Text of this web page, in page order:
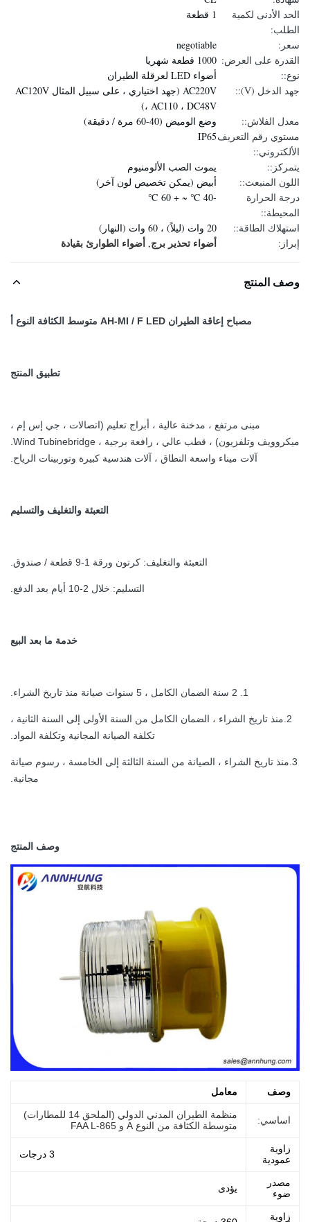
الحد الأدنى لكمية
الطلب:
1 قطعة
سعر:
negotiable
القدرة على العرض: 1000 قطعة شهريا
نوع::
أضواء LED لعرقلة الطيران
جهد الدخل (V)::
AC220V (جهد اختياري ، على سبيل المثال AC120V
، AC110 ، DC48V)
معدل الفلاش::
وضع الوميض (40-60 مرة / دقيقة)
مستوي رقم التعريف
الألكتروني::
IP65
يتمركز::
يموت الصب الألومنيوم
اللون المنبعث::
أبيض (يمكن تخصيص لون آخر)
درجة الحرارة
المحيطة::
-40 ℃ ~ + 60 ℃
استهلاك الطاقة::
20 وات (ليلاً) ، 60 وات (النهار)
إبراز:
أضواء تحذير برج, أضواء الطوارئ بقيادة
وصف المنتج
مصباح إعاقة الطيران AH-MI / F LED متوسط ​​الكثافة النوع أ
تطبيق المنتج
مبنى مرتفع ، مدخنة عالية ، أبراج تعليم (اتصالات ، جي إس إم ،
آلات ميناء واسعة النطاق ، آلات هندسية كبيرة وتوربينات الرياح.
التعبئة والتغليف والتسليم
التعبئة والتغليف: كرتون ورقة 1-9 قطعة / صندوق.
التسليم: خلال 2-10 أيام بعد الدفع.
خدمة ما بعد البيع
1. 2 سنة الضمان الكامل ، 5 سنوات صيانة منذ تاريخ الشراء.
2.منذ تاريخ الشراء ، الضمان الكامل من السنة الأولى إلى السنة الثانية ،
تكلفة الصيانة المجانية وتكلفة المواد.
3.منذ تاريخ الشراء ، الصيانة من السنة الثالثة إلى الخامسة ، رسوم صيانة
مجانية.
وصف المنتج
وصف معامل
اساسي:
منظمة الطيران المدني الدولي (الملحق 14 للمطارات)
متوسطة الكثافة من النوع A و FAA L-865
زاوية
عمودية
3 درجات
مصدر
ضوء
يؤدى
زاوية